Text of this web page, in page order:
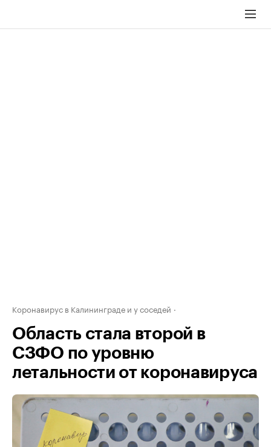
Коронавирус в Калининграде и у соседей
Область стала второй в
СЗФО по уровню
летальности от коронавируса